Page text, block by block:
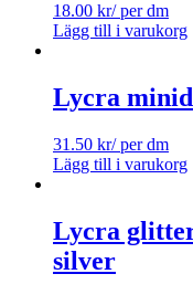
18.00 kr/ per dm
Lägg till i varukorg
Lycra
31.50 kr/ per dm
Lägg till i varukorg
Lycra
silver